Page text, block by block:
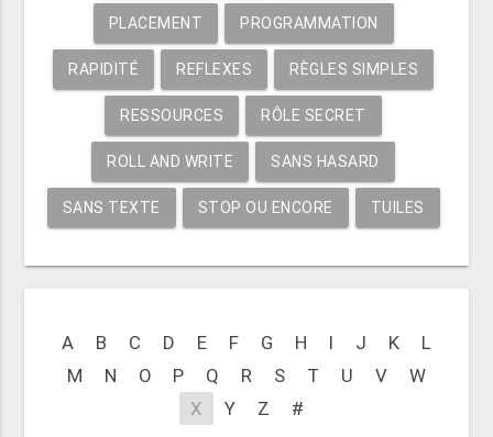
PLACEMENT PROGRAMMATION
RAPIDITÉ REFLEXES RÈGLES SIMPLES
RESSOURCES RÔLE SECRET
ROLL AND WRITE SANS HASARD
SANS TEXTE STOP OU ENCORE TUILES
A B C D E F G H I J K
L
M
N O P Q R S T U V
W
X
Y Z #